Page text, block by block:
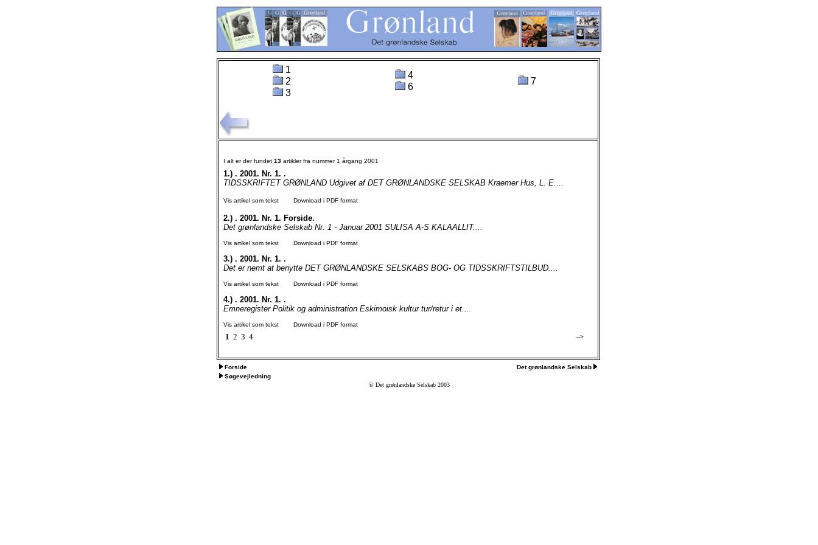
1
2
3
4
6
7
I alt er der fundet 13 artikler fra nummer 1 årgang 2001
1.) . 2001. Nr. 1. .
TIDSSKRIFTET GRØNLAND Udgivet af DET GRØNLANDSKE SELSKAB Kraemer Hus, L. E....
Vis artikel som tekst Download i PDF format
2.) . 2001. Nr. 1. Forside.
Det grønlandske Selskab Nr. 1 - Januar 2001 SULISA A-S KALAALLIT....
Vis artikel som tekst Download i PDF format
3.) . 2001. Nr. 1. .
Det er nemt at benytte DET GRØNLANDSKE SELSKABS BOG- OG TIDSSKRIFTSTILBUD....
Vis artikel som tekst Download i PDF format
4.) . 2001. Nr. 1. .
Emneregister Politik og administration Eskimoisk kultur tur/retur i et....
Vis artikel som tekst Download i PDF format
1 2 3 4 -->
Forside
Det grønlandske Selskab
Søgevejledning
© Det grønlandske Selskab 2003